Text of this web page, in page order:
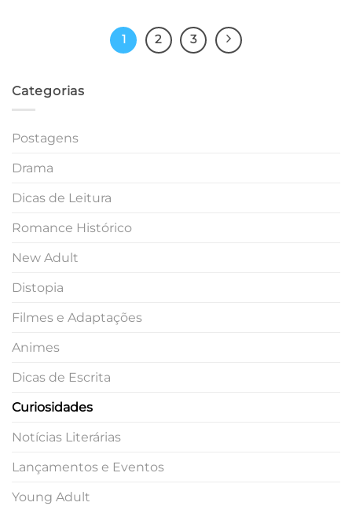
1 2 3
Categorias
Postagens
Drama
Dicas de Leitura
Romance Histórico
New Adult
Distopia
Filmes e Adaptações
Animes
Dicas de Escrita
Curiosidades
Notícias Literárias
Lançamentos e Eventos
Young Adult